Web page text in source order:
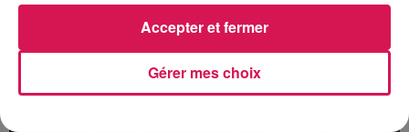
Gérer mes choix
Accepter et fermer